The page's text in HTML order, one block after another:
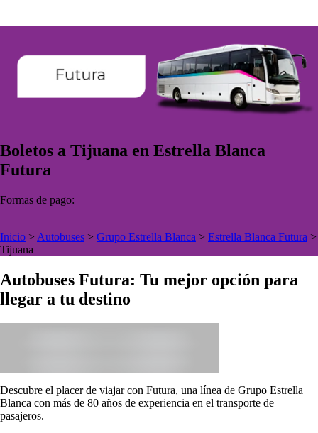
Boletos a Tijuana en Estrella Blanca
Futura
Formas de pago:
Inicio > Autobuses > Grupo Estrella Blanca > Estrella Blanca Futura >
Tijuana
Autobuses Futura: Tu mejor opción para
llegar a tu destino
Descubre el placer de viajar con Futura, una línea de Grupo Estrella
Blanca con más de 80 años de experiencia en el transporte de
pasajeros.